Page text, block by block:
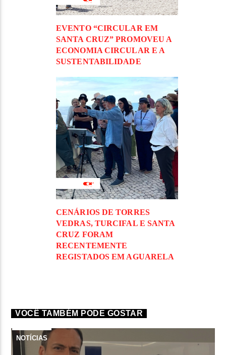
EVENTO “CIRCULAR EM
SANTA CRUZ” PROMOVEU A
ECONOMIA CIRCULAR E A
SUSTENTABILIDADE
CENÁRIOS DE TORRES
VEDRAS, TURCIFAL E SANTA
CRUZ FORAM
RECENTEMENTE
REGISTADOS EM AGUARELA
VOCÊ TAMBÉM PODE GOSTAR
NOTÍCIAS